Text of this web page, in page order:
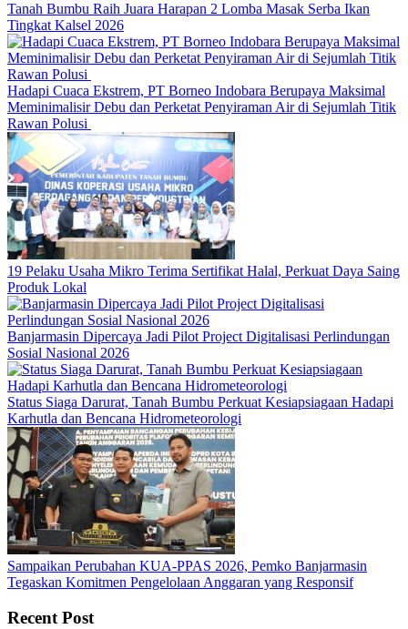
Tanah Bumbu Raih Juara Harapan 2 Lomba Masak Serba Ikan
Tingkat Kalsel 2026
Hadapi Cuaca Ekstrem, PT Borneo Indobara Berupaya Maksimal
Meminimalisir Debu dan Perketat Penyiraman Air di Sejumlah Titik
Rawan Polusi
19 Pelaku Usaha Mikro Terima Sertifikat Halal, Perkuat Daya Saing
Produk Lokal
Banjarmasin Dipercaya Jadi Pilot Project Digitalisasi Perlindungan
Sosial Nasional 2026
Status Siaga Darurat, Tanah Bumbu Perkuat Kesiapsiagaan Hadapi
Karhutla dan Bencana Hidrometeorologi
Sampaikan Perubahan KUA-PPAS 2026, Pemko Banjarmasin
Tegaskan Komitmen Pengelolaan Anggaran yang Responsif
Recent Post